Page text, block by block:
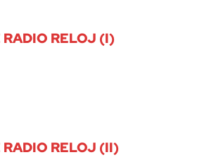
RELOJ (I)
RELOJ (II)